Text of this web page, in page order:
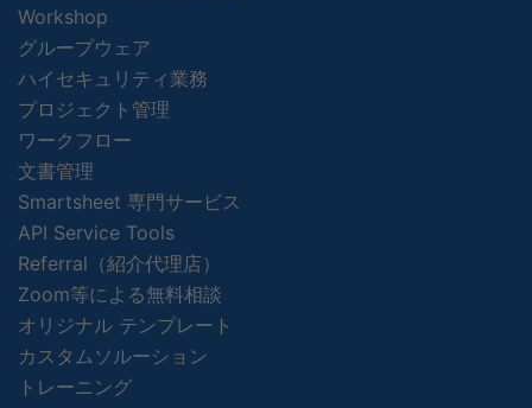
Workshop
グループウェア
ハイセキュリティ業務
プロジェクト管理
ワークフロー
文書管理
Smartsheet 専門サービス
API Service Tools
Referral（紹介代理店）
Zoom等による無料相談
オリジナル テンプレート
カスタムソルーション
トレーニング